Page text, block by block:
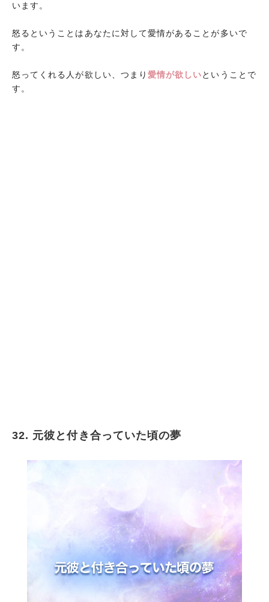
います。
怒るということはあなたに対して愛情があることが多いで
す。
怒ってくれる人が欲しい、つまり 愛情が欲しいということで
す。
32. 元彼と付き合っていた頃の夢